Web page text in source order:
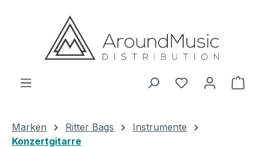
Zum Hauptinhalt springen
Marken Ritter Bags
Instrumente
Konzertgitarre